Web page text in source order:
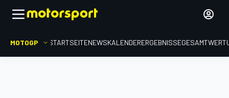
MOTOGP STARTSEITENEWSKALENDERERGEBNISSE